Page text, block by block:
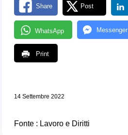
Share Post
WhatsApp Messenger
Print
14 Settembre 2022
Fonte : Lavoro e Diritti